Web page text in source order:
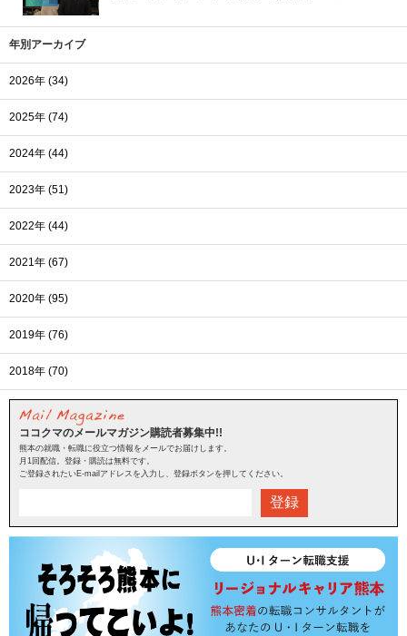
年別アーカイブ
2026年 (34)
2025年 (74)
2024年 (44)
2023年 (51)
2022年 (44)
2021年 (67)
2020年 (95)
2019年 (76)
2018年 (70)
ココクマのメールマガジン購読者募集中!!
熊本の就職・転職に役立つ情報をメールでお届けします。
月1回配信。登録・購読は無料です。
ご登録されたいE-mailアドレスを入力し、登録ボタンを押してください。
登録